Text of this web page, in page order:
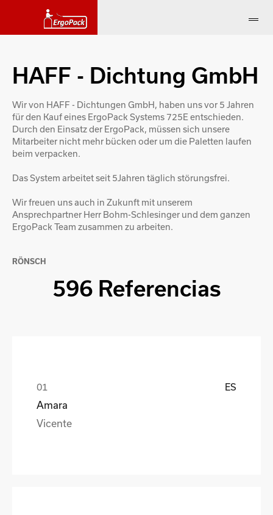
HAFF - Dichtung GmbH
Wir von HAFF - Dichtungen GmbH, haben uns vor 5 Jahren
für den Kauf eines ErgoPack Systems 725E entschieden.
Durch den Einsatz der ErgoPack, müssen sich unsere
Mitarbeiter nicht mehr bücken oder um die Paletten laufen
beim verpacken.
Das System arbeitet seit 5Jahren täglich störungsfrei.
Wir freuen uns auch in Zukunft mit unserem
Ansprechpartner Herr Bohm-Schlesinger und dem ganzen
ErgoPack Team zusammen zu arbeiten.
RÖNSCH
596 Referencias
ES
Amara
Vicente